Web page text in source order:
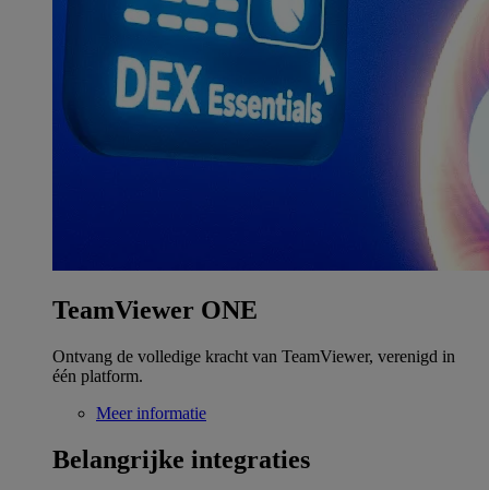
TeamViewer ONE
Ontvang de volledige kracht van TeamViewer, verenigd in
één platform.
Meer informatie
Belangrijke integraties